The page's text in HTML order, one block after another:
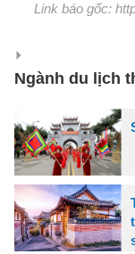
Link báo gốc:
Ngành du lịch